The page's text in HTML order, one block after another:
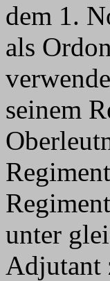
dem 1.
als
seinem
unter
Adjutant